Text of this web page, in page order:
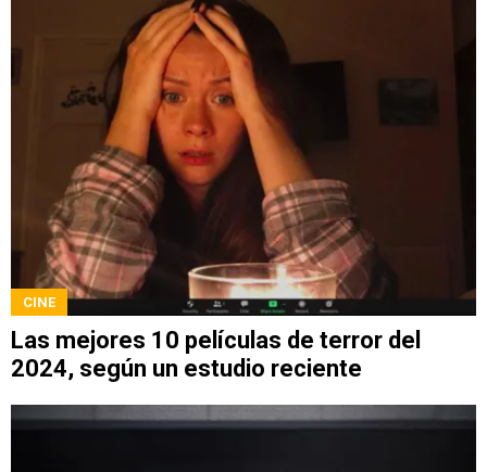
CINE
Las mejores 10 películas de terror del
2024, según un estudio reciente